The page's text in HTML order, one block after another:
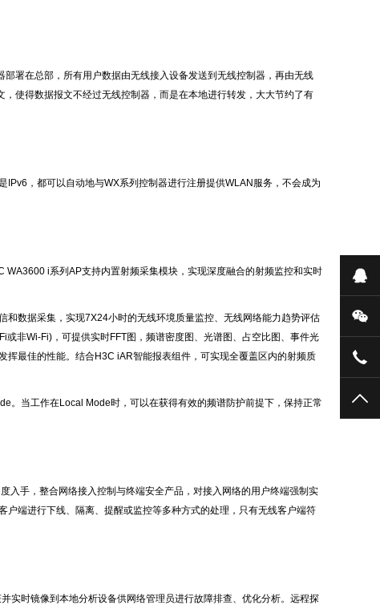
署在总部，所有用户数据由无线接入设备发送到无线控制器，再由无线
使得数据报文不经过无线控制器，而是在本地进行转发，大大节约了有
，都可以自动地与WX系列控制器进行注册提供WLAN服务，不会成为
i系列AP支持内置射频采集模块，实现深度融合的射频监控和实时
数据采集，实现7X24小时的无线环境质量监控、无线网络能力趋势评估
非Wi-Fi)，可提供实时FFT图，频谱密度图、光谱图、占空比图、事件光
最佳的性能。结合H3C iAR智能报表组件，可实现全覆盖区内的射频质
。当工作在Local Mode时，可以在获得有效的频谱防护前提下，保持正常
入手，整合网络接入控制与终端安全产品，对接入网络的用户终端强制实
端进行下线、隔离、提醒或监控等多种方式的处理，只有无线客户端符
实时镜像到本地分析设备供网络管理员进行故障排查、优化分析。远程探
在
微